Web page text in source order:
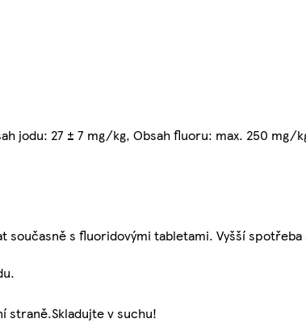
jodu: 27 ± 7 mg/kg, Obsah fluoru: max. 250 mg/
současně s fluoridovými tabletami. Vyšší
straně.Skladujte v suchu!